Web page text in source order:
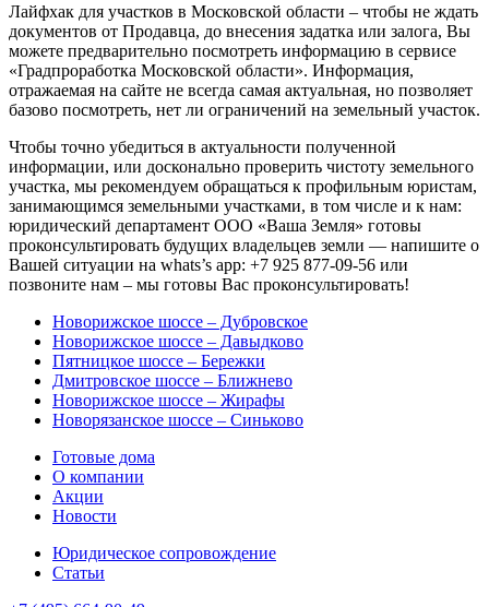
Лайфхак для участков в Московской области – чтобы не ждать
документов от Продавца, до внесения задатка или залога, Вы
можете предварительно посмотреть информацию в сервисе
«Градпроработка Московской области». Информация,
отражаемая на сайте не всегда самая актуальная, но позволяет
базово посмотреть, нет ли ограничений на земельный участок.
Чтобы точно убедиться в актуальности полученной
информации, или досконально проверить чистоту земельного
участка, мы рекомендуем обращаться к профильным юристам,
занимающимся земельными участками, в том числе и к нам:
юридический департамент ООО «Ваша Земля» готовы
проконсультировать будущих владельцев земли — напишите о
Вашей ситуации на whats’s app: +7 925 877-09-56 или
позвоните нам – мы готовы Вас проконсультировать!
Новорижское шоссе – Дубровское
Новорижское шоссе – Давыдково
Пятницкое шоссе – Бережки
Дмитровское шоссе – Ближнево
Новорижское шоссе – Жирафы
Новорязанское шоссе – Синьково
Готовые дома
О компании
Акции
Новости
Юридическое сопровождение
Статьи